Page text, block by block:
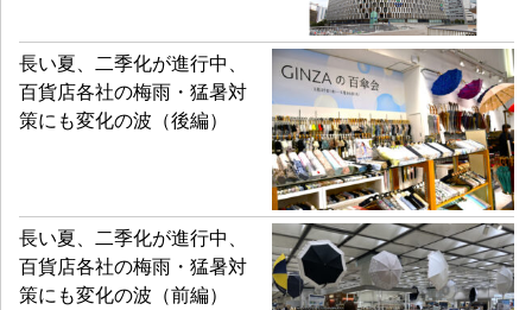
長い夏、二季化が進行中、
百貨店各社の梅雨・猛暑対
策にも変化の波（後編）
長い夏、二季化が進行中、
百貨店各社の梅雨・猛暑対
策にも変化の波（前編）